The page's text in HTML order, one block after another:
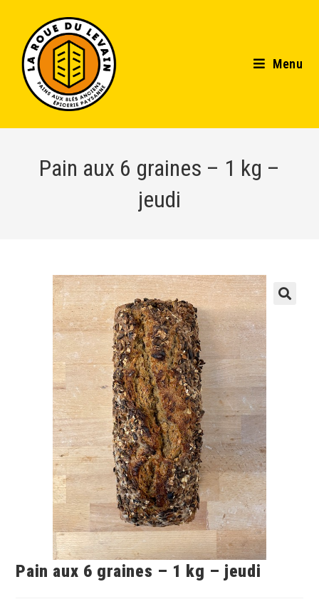
Menu
Pain aux 6 graines – 1 kg –
jeudi
Pain aux 6 graines – 1 kg – jeudi